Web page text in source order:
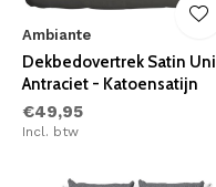
Ambiante
Dekbedovertrek Satin Uni
Antraciet - Katoensatijn
€49,95
Incl. btw